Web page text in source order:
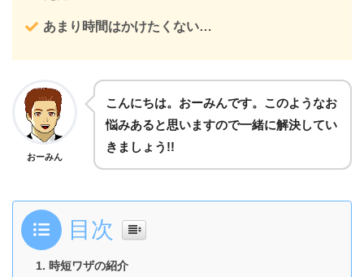
あまり時間はかけたくない…
おーみん
こんにちは。おーみんです。このようなお
悩みあると思いますので一緒に解決してい
きましょう!!
目次
時短ワザの紹介